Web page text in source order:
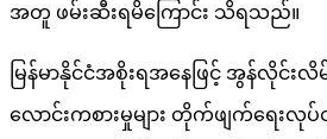
အတူ ဖမ်းဆီးရမိကြောင်း သိရသည်။
မြန်မာနိုင်ငံအစိုးရအနေဖြင့် အွန်လိုင်း
လောင်းကစားမှုများ တိုက်ဖျက်ရေးလုပ်င